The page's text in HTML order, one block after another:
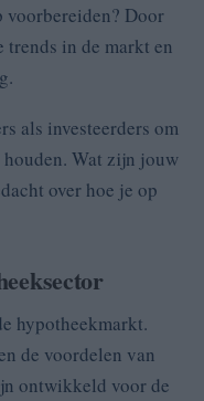
voorbereiden? Door
trends in de markt en
als investeerders om
Wat zijn jouw
over hoe je op
hypotheekmarkt.
de voordelen van
ontwikkeld voor de